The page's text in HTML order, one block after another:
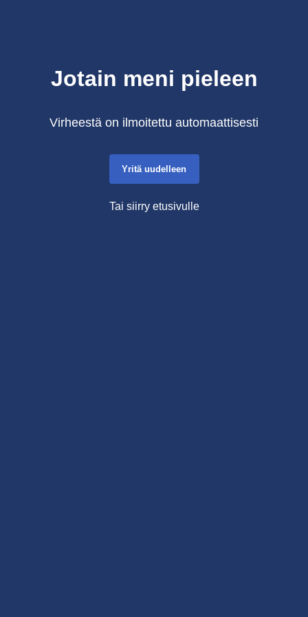
Jotain meni pieleen
Virheestä on ilmoitettu automaattisesti
Yritä uudelleen
Tai siirry etusivulle